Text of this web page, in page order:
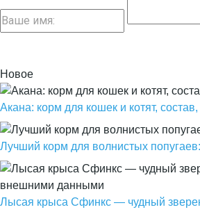
Новое
Акана: корм для кошек и котят,
Лучший корм для волнистых
Лысая крыса Сфинкс — чудный